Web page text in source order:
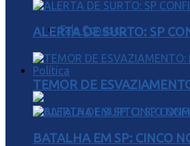
Fale Conosco
Política
ALERTA DE SURTO: SP
TEMOR DE
BATALHA EM SP: CINCO